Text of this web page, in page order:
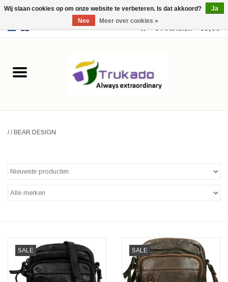
USD 0 Artikelen - €0,00
Leer
Merchandise
Gothic Steampunk
Veronese Design
Giftware & Lifestyle &
//BEAR DESIGN
SALE SALE
Wij slaan cookies op om onze website te verbeteren. Is dat akkoord?
Ja
Nee
Meer over cookies »